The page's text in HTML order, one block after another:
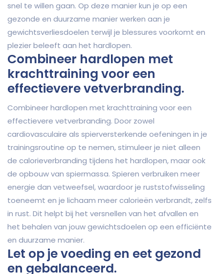
snel te willen gaan. Op deze manier kun je op een
gezonde en duurzame manier werken aan je
gewichtsverliesdoelen terwijl je blessures voorkomt en
plezier beleeft aan het hardlopen.
Combineer hardlopen met
krachttraining voor een
effectievere vetverbranding.
Combineer hardlopen met krachttraining voor een
effectievere vetverbranding. Door zowel
cardiovasculaire als spierversterkende oefeningen in je
trainingsroutine op te nemen, stimuleer je niet alleen
de calorieverbranding tijdens het hardlopen, maar ook
de opbouw van spiermassa. Spieren verbruiken meer
energie dan vetweefsel, waardoor je ruststofwisseling
toeneemt en je lichaam meer calorieën verbrandt, zelfs
in rust. Dit helpt bij het versnellen van het afvallen en
het behalen van jouw gewichtsdoelen op een efficiënte
en duurzame manier.
Let op je voeding en eet gezond
en gebalanceerd.